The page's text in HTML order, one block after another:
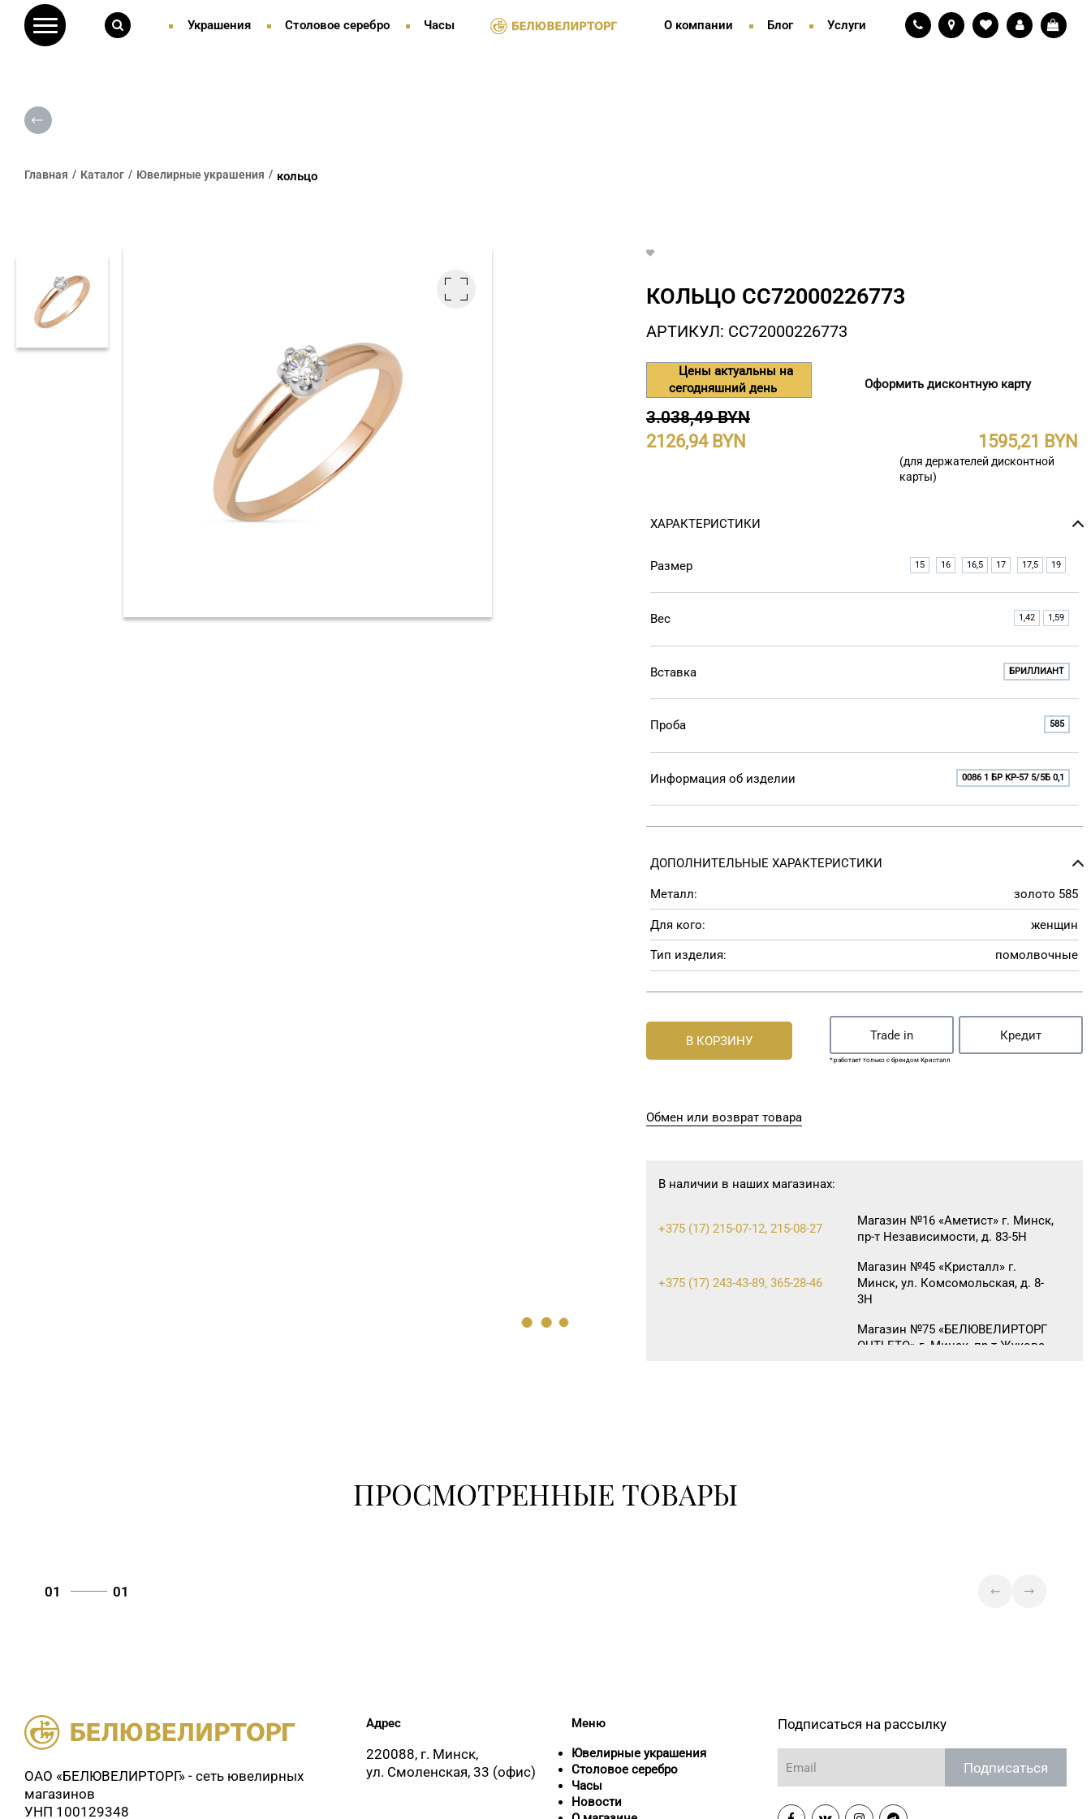
Украшения Столовое серебро Часы О компании Блог Услуги
Главная Каталог Ювелирные украшения кольцо
КОЛЬЦО СC72000226773
АРТИКУЛ: СC72000226773
Цены актуальны на
сегодняшний день
Оформить дисконтную карту
3.038,49 BYN
2126,94 1595,21
(для держателей дисконтной
карты)
ХАРАКТЕРИСТИКИ
Размер 15 16 16,5 17 17,5 19
Вес 1,42 1,59
Вставка БРИЛЛИАНТ
Проба 585
Информация об изделии 0086 1 БР КР-57 5/5Б 0,1
ДОПОЛНИТЕЛЬНЫЕ ХАРАКТЕРИСТИКИ
Металл: золото 585
Для кого: женщин
Тип изделия: помолвочные
В КОРЗИНУ Trade in Кредит
* работает только с брендом Кристалл
Обмен или возврат товара
В наличии в наших магазинах:
+375 (17) 215-07-12, 215-08-27
Магазин №16 «Аметист» г. Минск,
пр-т Независимости, д. 83-5Н
+375 (17) 243-43-89, 365-28-46
Магазин №45 «Кристалл» г.
Минск, ул. Комсомольская, д. 8-
3Н
Магазин №75 «БЕЛЮВЕЛИРТОРГ
OUTLETO» г. Минск, пр-т Жукова,
8 (0177) 96-52-31, 96-49-17
Магазин №9 «Рубин» г. Пинск, ул.
13-51
8 (0212) 61-85-16
Магазин №58 DIAMOND г. Витебск,
ул. Ленина, д. 26А (ТЦ «Марко-
Сити»)
Магазин №48 «Рубин» г.
ПРОСМОТРЕННЫЕ ТОВАРЫ
01 01
ОАО «БЕЛЮВЕЛИРТОРГ» - сеть ювелирных
магазинов
УНП 100129348
Адрес
220088, г. Минск,
ул. Смоленская, 33 (офис)
Меню
Ювелирные украшения
Столовое серебро
Часы
Новости
Подписаться на рассылку
Подписаться